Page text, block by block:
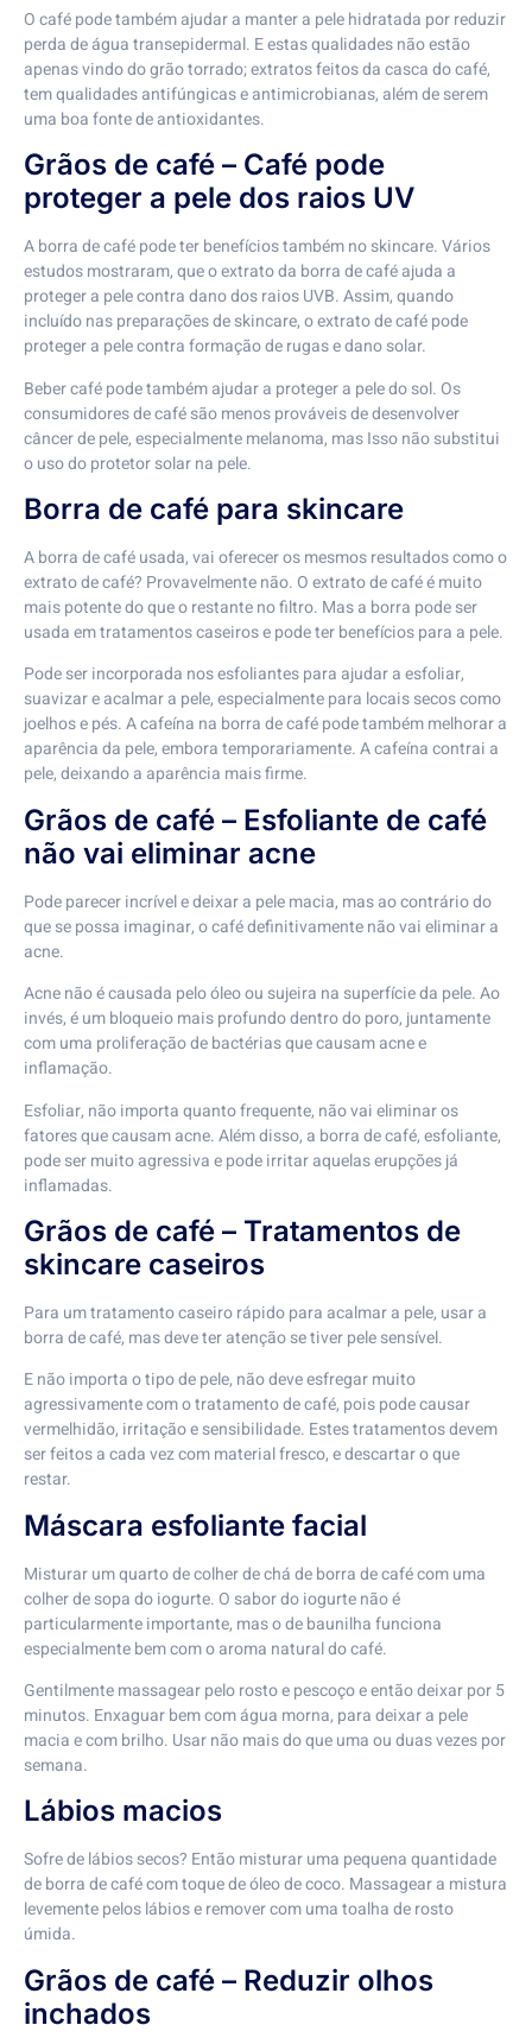
O café pode também ajudar a manter a pele hidratada por reduzir
perda de água transepidermal. E estas qualidades não estão
apenas vindo do grão torrado; extratos feitos da casca do café,
tem qualidades antifúngicas e antimicrobianas, além de serem
uma boa fonte de antioxidantes.
Grãos de café – Café pode
proteger a pele dos raios UV
A borra de café pode ter benefícios também no skincare. Vários
estudos mostraram, que o extrato da borra de café ajuda a
proteger a pele contra dano dos raios UVB. Assim, quando
incluído nas preparações de skincare, o extrato de café pode
proteger a pele contra formação de rugas e dano solar.
Beber café pode também ajudar a proteger a pele do sol. Os
consumidores de café são menos prováveis de desenvolver
câncer de pele, especialmente melanoma, mas Isso não substitui
o uso do protetor solar na pele.
Borra de café para skincare
A borra de café usada, vai oferecer os mesmos resultados como o
extrato de café? Provavelmente não. O extrato de café é muito
mais potente do que o restante no filtro. Mas a borra pode ser
usada em tratamentos caseiros e pode ter benefícios para a pele.
Pode ser incorporada nos esfoliantes para ajudar a esfoliar,
suavizar e acalmar a pele, especialmente para locais secos como
joelhos e pés. A cafeína na borra de café pode também melhorar a
aparência da pele, embora temporariamente. A cafeína contrai a
pele, deixando a aparência mais firme.
Grãos de café – Esfoliante de café
não vai eliminar acne
Pode parecer incrível e deixar a pele macia, mas ao contrário do
que se possa imaginar, o café definitivamente não vai eliminar a
acne.
Acne não é causada pelo óleo ou sujeira na superfície da pele. Ao
invés, é um bloqueio mais profundo dentro do poro, juntamente
com uma proliferação de bactérias que causam acne e
inflamação.
Esfoliar, não importa quanto frequente, não vai eliminar os
fatores que causam acne. Além disso, a borra de café, esfoliante,
pode ser muito agressiva e pode irritar aquelas erupções já
inflamadas.
Grãos de café – Tratamentos de
skincare caseiros
Para um tratamento caseiro rápido para acalmar a pele, usar a
borra de café, mas deve ter atenção se tiver pele sensível.
E não importa o tipo de pele, não deve esfregar muito
agressivamente com o tratamento de café, pois pode causar
vermelhidão, irritação e sensibilidade. Estes tratamentos devem
ser feitos a cada vez com material fresco, e descartar o que
restar.
Máscara esfoliante facial
Misturar um quarto de colher de chá de borra de café com uma
colher de sopa do iogurte. O sabor do iogurte não é
particularmente importante, mas o de baunilha funciona
especialmente bem com o aroma natural do café.
Gentilmente massagear pelo rosto e pescoço e então deixar por 5
minutos. Enxaguar bem com água morna, para deixar a pele
macia e com brilho. Usar não mais do que uma ou duas vezes por
semana.
Lábios macios
Sofre de lábios secos? Então misturar uma pequena quantidade
de borra de café com toque de óleo de coco. Massagear a mistura
levemente pelos lábios e remover com uma toalha de rosto
úmida.
Grãos de café – Reduzir olhos
inchados